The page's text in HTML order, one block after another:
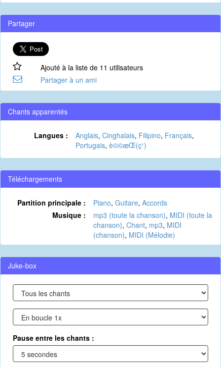
Partager
Ajouté à la liste de 11 utilisateurs
Partager à un ami
Chants apparentés
Langues : Anglais, Cinghalais, Filipino, Français,
Portugais, è©©æ­Œ(ç¹)
Téléchargements
Partition principale : Piano, Guitare, Accords
Musique :
mp3 (toute la chanson), MIDI (toute la
chanson), Chant, mp3, MIDI
(chanson), MIDI (Mélodie)
Juke-box
Pause entre les chants :